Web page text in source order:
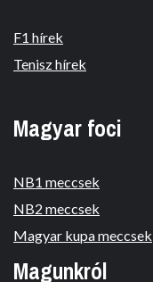
F1 hírek
Tenisz hírek
Magyar foci
NB1 meccsek
NB2 meccsek
Magyar kupa meccsek
Magunkról